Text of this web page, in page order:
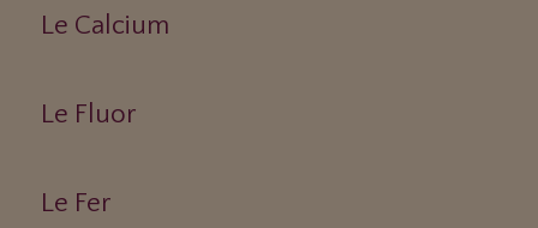
Le Calcium
Le Fluor
Le Fer